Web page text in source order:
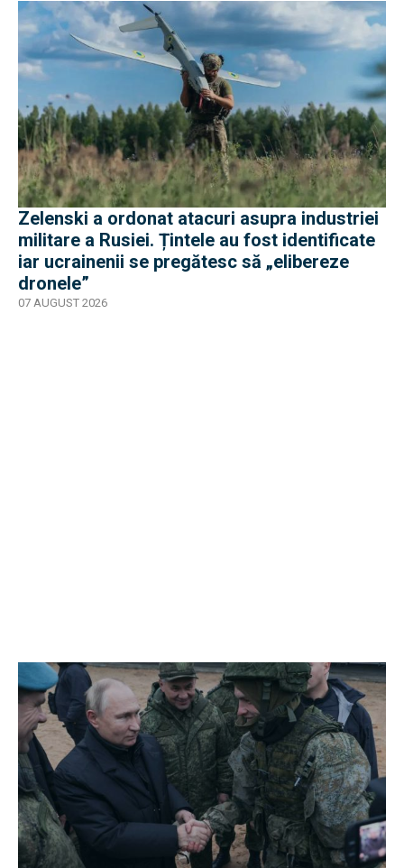
Zelenski a ordonat atacuri asupra industriei
militare a Rusiei. Țintele au fost identificate
iar ucrainenii se pregătesc să „elibereze
dronele”
07 AUGUST 2026